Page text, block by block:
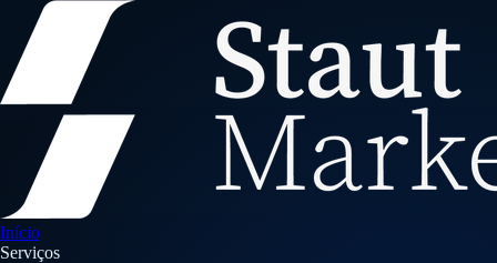
Início
Serviços